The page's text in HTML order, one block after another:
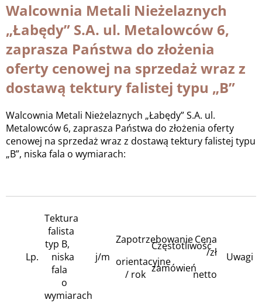
Walcownia Metali Nieżelaznych
„Łabędy” S.A. ul. Metalowców 6,
zaprasza Państwa do złożenia
oferty cenowej na sprzedaż wraz z
dostawą tektury falistej typu „B”
Walcownia Metali Nieżelaznych „Łabędy” S.A. ul.
Metalowców 6, zaprasza Państwa do złożenia oferty
cenowej na sprzedaż wraz z dostawą tektury falistej typu
„B”, niska fala o wymiarach:
Lp.
Tektura
falista
typ B,
niska
fala
o
wymiarach
j/m
Zapotrzebowanie
orientacyjne
/ rok
Częstotliwość
zamówień
Cena
/zł
netto
Uwagi